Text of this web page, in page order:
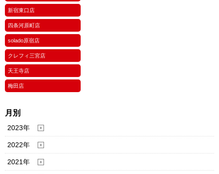
新宿東口店
四条河原町店
solado原宿店
クレフィ三宮店
天王寺店
梅田店
月別
2023年
2022年
2021年